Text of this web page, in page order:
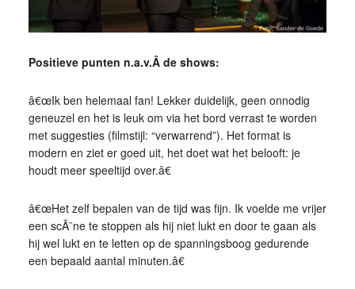
Positieve punten n.a.v.Â de shows:
â€œIk ben helemaal fan! Lekker duidelijk, geen onnodig
geneuzel en het is leuk om via het bord verrast te worden
met suggesties (filmstijl: “verwarrend”). Het format is
modern en ziet er goed uit, het doet wat het belooft: je
houdt meer speeltijd over.â€
â€œHet zelf bepalen van de tijd was fijn. Ik voelde me vrijer
een scÃ¨ne te stoppen als hij niet lukt en door te gaan als
hij wel lukt en te letten op de spanningsboog gedurende
een bepaald aantal minuten.â€